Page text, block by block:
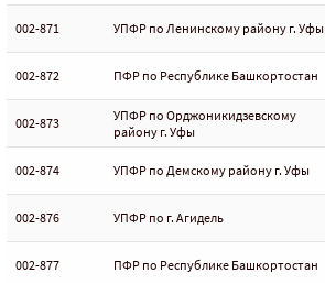
002-871 УПФР по Ленинскому району г. Уфы
002-872 ПФР по Республике Башкортостан
002-873
УПФР по Орджоникидзевскому
району г. Уфы
002-874 УПФР по Демскому району г. Уфы
002-876 УПФР по г. Агидель
002-877 ПФР по Республике Башкортостан